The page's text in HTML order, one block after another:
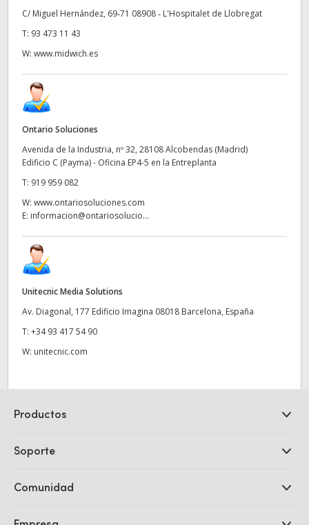
C/ Miguel Hernández, 69‑71 08908 ‑ L'Hospitalet de Llobregat
T: 93 473 11 43
W: www.midwich.es
Ontario Soluciones
Avenida de la Industria, nº 32, 28108 Alcobendas (Madrid)
Edificio C (Payma) - Oficina EP4-5 en la Entreplanta
T: 919 959 082
W: www.ontariosoluciones.com
E: informacion@ontariosolucio...
Unitecnic Media Solutions
Av. Diagonal, 177 Edificio Imagina 08018 Barcelona, España
T: +34 93 417 54 90
W: unitecnic.com
Productos
DaVinci Resolve y Fusion
Ultimatte
Captura y reproducción
Soporte
Centro de soporte técnico
Comunidad